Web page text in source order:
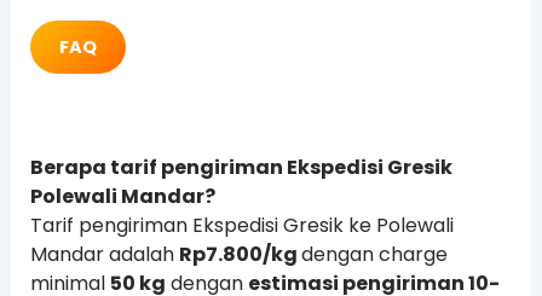
FAQ
Berapa tarif pengiriman Ekspedisi Gresik
Polewali Mandar?
Tarif pengiriman Ekspedisi Gresik ke Polewali
Mandar adalah Rp7.800/kgdengan charge
minimal 50 kg dengan estimasi pengiriman 10-